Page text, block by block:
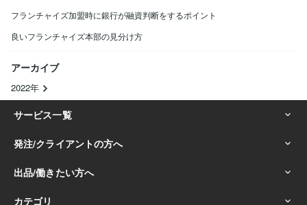
フランチャイズ加盟時に銀行が融資判断をするポイント
良いフランチャイズ本部の見分け方
アーカイブ
2022年